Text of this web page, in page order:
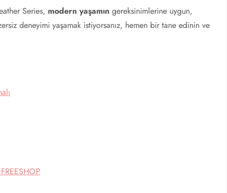
Series, modern yaşamın gereksinimlerine uygun,
deneyimi yaşamak istiyorsanız, hemen bir tane edinin ve